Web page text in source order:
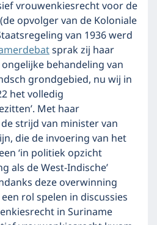
vrouwenkiesrecht voor de
opvolger van de Koloniale
van 1936 werd
sprak zij haar
behandeling van
grondgebied, nu wij in
het volledig
Met haar
strijd van minister van
die de invoering van het
‘in politiek opzicht
als de West-Indische’
deze overwinning
rol spelen in discussies
in Suriname